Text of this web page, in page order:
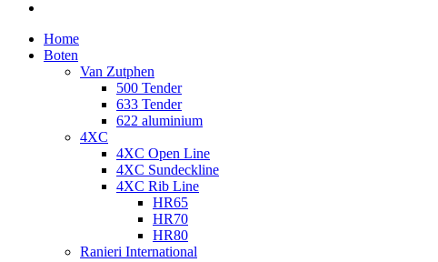
Home
Boten
Van Zutphen
500 Tender
633 Tender
622 aluminium
4XC
4XC Open Line
4XC Sundeckline
4XC Rib Line
HR65
HR70
HR80
Ranieri International